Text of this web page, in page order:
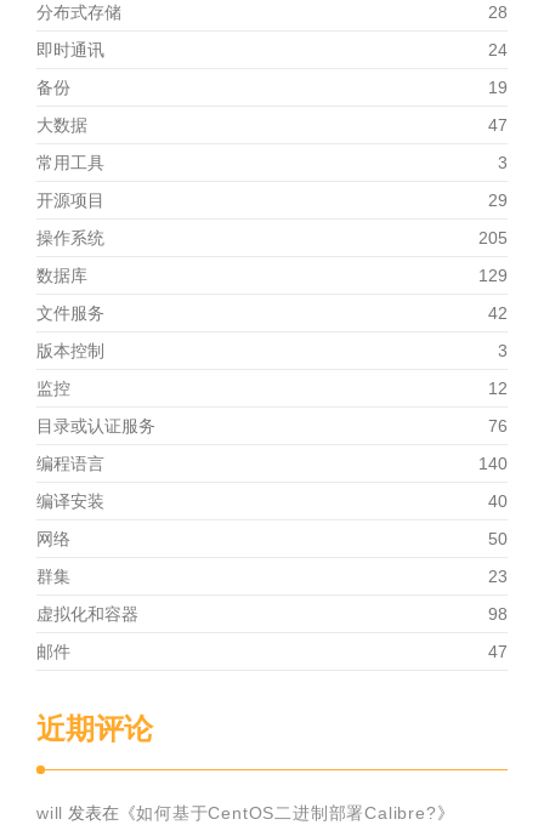
分布式存储
28
即时通讯
24
备份
19
大数据
47
常用工具
3
开源项目
29
操作系统
205
数据库
129
文件服务
42
版本控制
3
监控
12
目录或认证服务
76
编程语言
140
编译安装
40
网络
50
群集
23
虚拟化和容器
98
邮件
47
近期评论
will 发表在《如何基于CentOS二进制部署Calibre?》